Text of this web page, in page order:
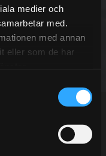
medier och
med.
med annan
eller som de har